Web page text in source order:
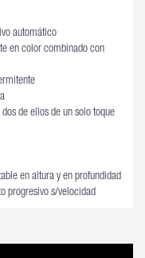
automático
en color combinado con
de ellos de un solo toque
en altura y en profundidad
progresivo s/velocidad